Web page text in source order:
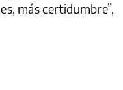
más certidumbre”,